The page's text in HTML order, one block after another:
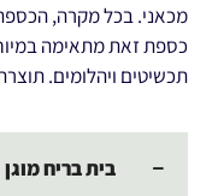
מכאני. בכל מקרה,
כספת זאת מתאימה
תכשיטים ויהלומים.
בית בריח מוגן